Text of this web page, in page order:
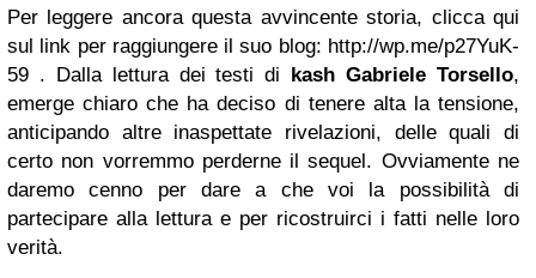
Per leggere ancora questa avvincente storia, clicca qui
sul link per raggiungere il suo blog: http://wp.me/p27YuK-
59 . Dalla lettura dei testi di kash Gabriele Torsello,
emerge chiaro che ha deciso di tenere alta la tensione,
anticipando altre inaspettate rivelazioni, delle quali di
certo non vorremmo perderne il sequel. Ovviamente ne
daremo cenno per dare a che voi la possibilità di
partecipare alla lettura e per ricostruirci i fatti nelle loro
verità.